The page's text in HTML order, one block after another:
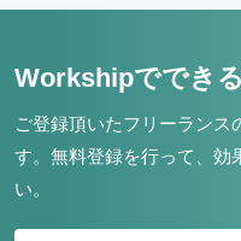
Workshipででき
ご登録頂いたフリーランス
す。 無料登録を行って、効
い。